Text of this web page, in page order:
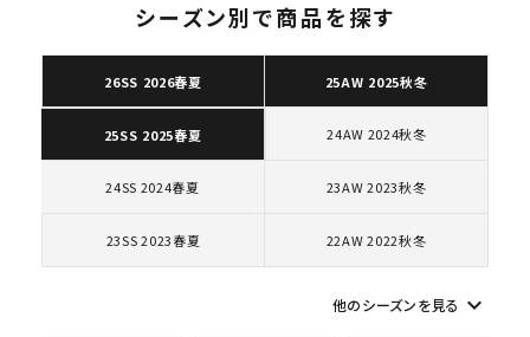
キーワードから探す
人気ワード 2026SS 2025AW 2025SS
Tシャツ・ロングスリーブ
キャップ・ハット
パーカー・クルーネック
シーズン別で商品を探す
26SS 2026春夏 25AW 2025秋冬
25SS 2025春夏 24AW 2024秋冬
24SS 2024春夏 23AW 2023秋冬
23SS 2023春夏 22AW 2022秋冬
他のシーズンを見る keyboard_arrow_down